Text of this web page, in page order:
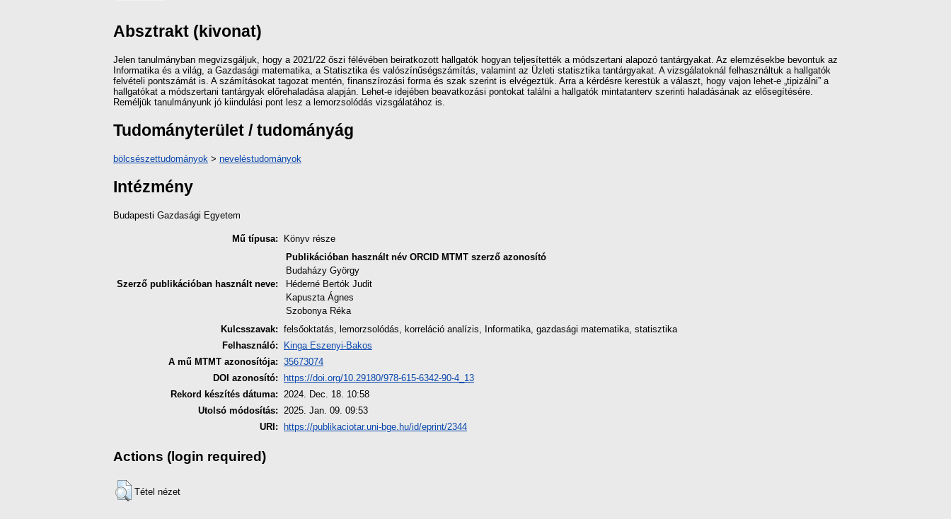
Absztrakt (kivonat)
Jelen tanulmányban megvizsgáljuk, hogy a 2021/22 őszi félévében beiratkozott hallgatók hogyan teljesítették a módszertani alapozó tantárgyakat. Az elemzésekbe bevontuk az
Informatika és a világ, a Gazdasági matematika, a Statisztika és valószínűségszámítás, valamint az Üzleti statisztika tantárgyakat. A vizsgálatoknál felhasználtuk a hallgatók
felvételi pontszámát is. A számításokat tagozat mentén, finanszírozási forma és szak szerint is elvégeztük. Arra a kérdésre kerestük a választ, hogy vajon lehet-e „tipizálni” a
hallgatókat a módszertani tantárgyak előrehaladása alapján. Lehet-e idejében beavatkozási pontokat találni a hallgatók mintatanterv szerinti haladásának az elősegítésére.
Reméljük tanulmányunk jó kiindulási pont lesz a lemorzsolódás vizsgálatához is.
Tudományterület / tudományág
bölcsészettudományok > neveléstudományok
Intézmény
Budapesti Gazdasági Egyetem
Mű típusa: Könyv része
Szerző publikációban használt neve:
Publikációban használt név ORCID MTMT szerző azonosító
Budaházy György
Héderné Bertók Judit
Kapuszta Ágnes
Szobonya Réka
Kulcsszavak: felsőoktatás, lemorzsolódás, korreláció analízis, Informatika, gazdasági matematika, statisztika
Felhasználó:
Kinga Eszenyi-Bakos
A mű MTMT azonosítója: 35673074
DOI azonosító:
https://doi.org/10.29180/978-615-6342-90-4_13
Rekord készítés dátuma: 2024. Dec. 18. 10:58
Utolsó módosítás: 2025. Jan. 09. 09:53
URI:
https://publikaciotar.uni-bge.hu/id/eprint/2344
Actions (login required)
Tétel nézet